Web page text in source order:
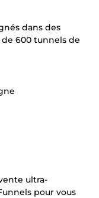
dans des
600 tunnels de
ultra-
pour vous